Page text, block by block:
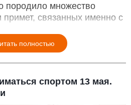
породило множество
связанных именно с
полностью
спортом 13 мая.